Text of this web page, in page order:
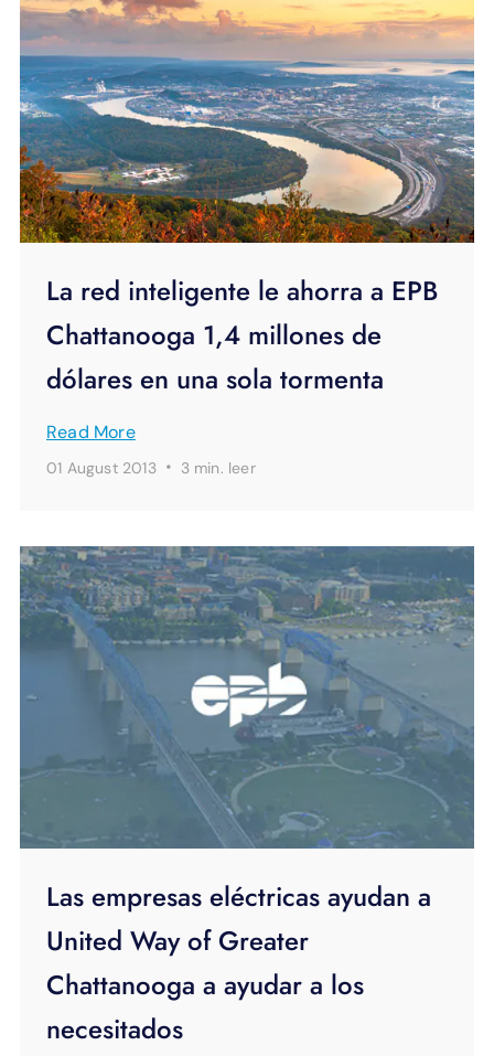
La red inteligente le ahorra a EPB
Chattanooga 1,4 millones de
dólares en una sola tormenta
Read More
01 August 2013 · 3 min. leer
Las empresas eléctricas ayudan a
United Way of Greater
Chattanooga a ayudar a los
necesitados